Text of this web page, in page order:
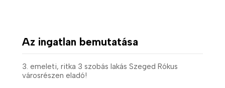
Az ingatlan bemutatása
3. emeleti, ritka 3 szobás lakás Szeged Rókus
városrészen eladó!